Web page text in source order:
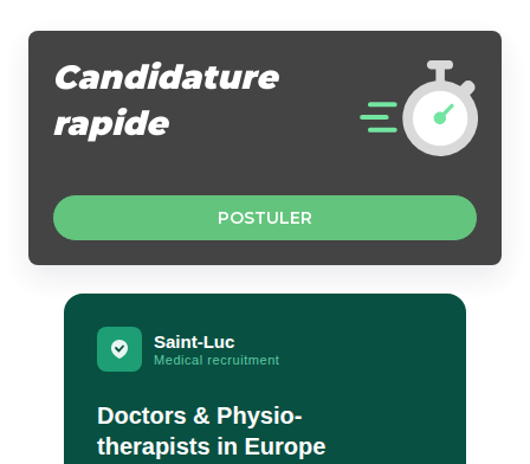
Candidature
rapide
POSTULER